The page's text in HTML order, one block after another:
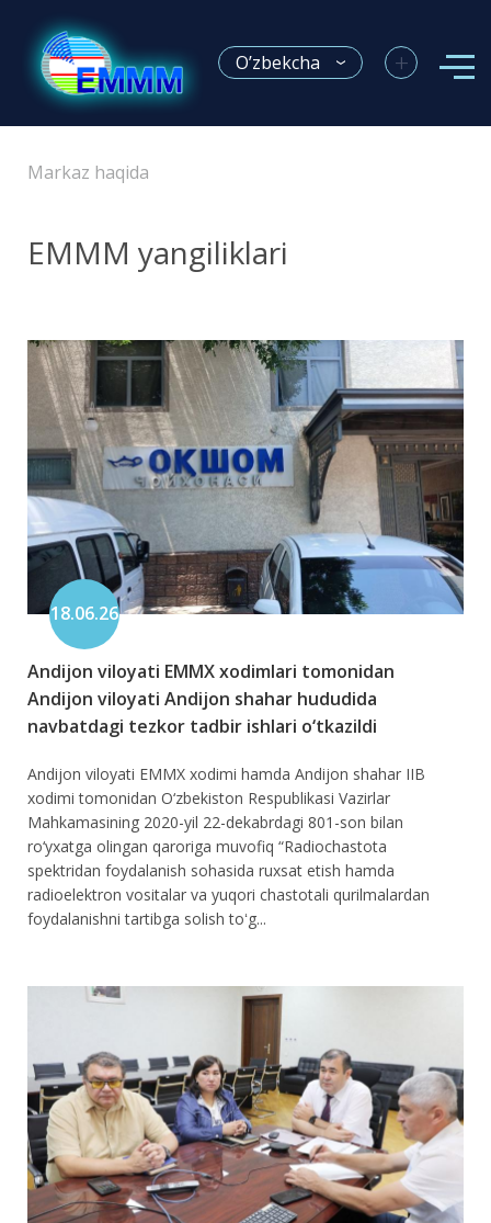
O’zbekcha +
Markaz haqida
EMMM yangiliklari
18.06.26
Andijon viloyati EMMX xodimlari tomonidan
Andijon viloyati Andijon shahar hududida
navbatdagi tezkor tadbir ishlari o‘tkazildi
Andijon viloyati EMMX xodimi hamda Andijon shahar IIB
xodimi tomonidan O‘zbekiston Respublikasi Vazirlar
Mahkamasining 2020-yil 22-dekabrdagi 801-son bilan
ro‘yxatga olingan qaroriga muvofiq “Radiochastota
spektridan foydalanish sohasida ruxsat etish hamda
radioelektron vositalar va yuqori chastotali qurilmalardan
foydalanishni tartibga solish toʻg...